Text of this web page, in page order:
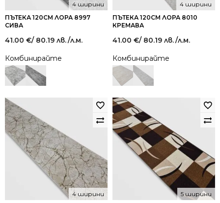
ПЪТЕКА 120СМ ЛОРА 8997
СИВА
4 ширини
41.00 €/ 80.19 лв./л.м.
Комбинирайте
ПЪТЕКА 120СМ ЛОРА 8010
КРЕМАВА
4 ширини
41.00 €/ 80.19 лв./л.м.
Комбинирайте
4 ширини 5 ширини